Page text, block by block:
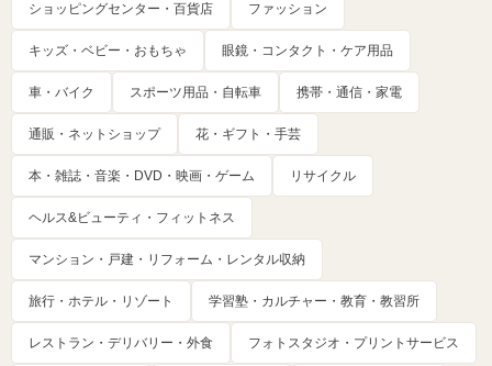
ショッピングセンター・百貨店 ファッション
キッズ・ベビー・おもちゃ 眼鏡・コンタクト・ケア用品
車・バイク スポーツ用品・自転車 携帯・通信・家電
通販・ネットショップ 花・ギフト・手芸
本・雑誌・音楽・DVD・映画・ゲーム リサイクル
ヘルス&ビューティ・フィットネス
マンション・戸建・リフォーム・レンタル収納
旅行・ホテル・リゾート 学習塾・カルチャー・教育・教習所
レストラン・デリバリー・外食 フォトスタジオ・プリントサービス